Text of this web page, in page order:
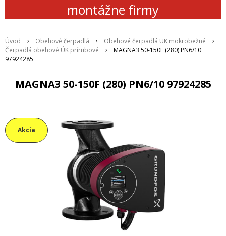
montážne firmy
Úvod Obehové čerpadlá
Obehové čerpadlá UK mokrobežné
Čerpadlá obehové ÚK prírubové
MAGNA3 50-150F (280) PN6/10
97924285
MAGNA3 50-150F (280) PN6/10 97924285
Akcia